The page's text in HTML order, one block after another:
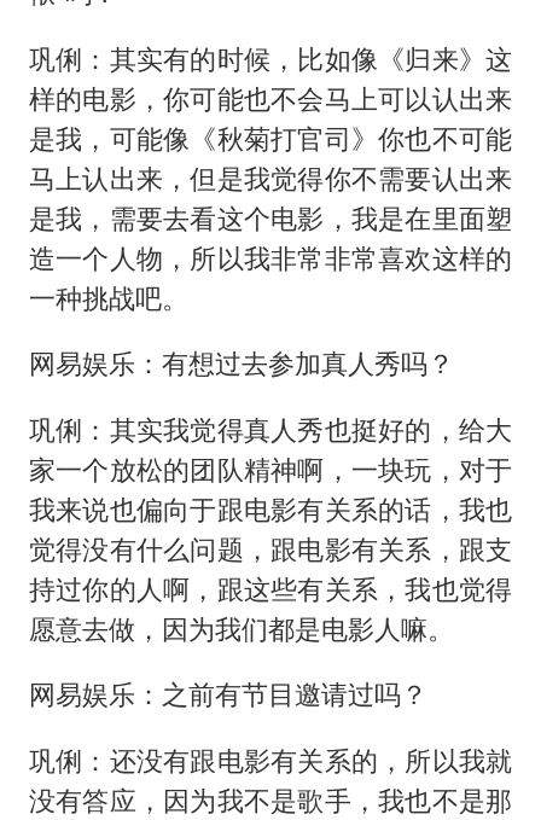
巩俐：其实有的时候，比如像《归来》这
样的电影，你可能也不会马上可以认出来
是我，可能像《秋菊打官司》你也不可能
马上认出来，但是我觉得你不需要认出来
是我，需要去看这个电影，我是在里面塑
造一个人物，所以我非常非常喜欢这样的
一种挑战吧。
网易娱乐：有想过去参加真人秀吗？
巩俐：其实我觉得真人秀也挺好的，给大
家一个放松的团队精神啊，一块玩，对于
我来说也偏向于跟电影有关系的话，我也
觉得没有什么问题，跟电影有关系，跟支
持过你的人啊，跟这些有关系，我也觉得
愿意去做，因为我们都是电影人嘛。
网易娱乐：之前有节目邀请过吗？
巩俐：还没有跟电影有关系的，所以我就
没有答应，因为我不是歌手，我也不是那